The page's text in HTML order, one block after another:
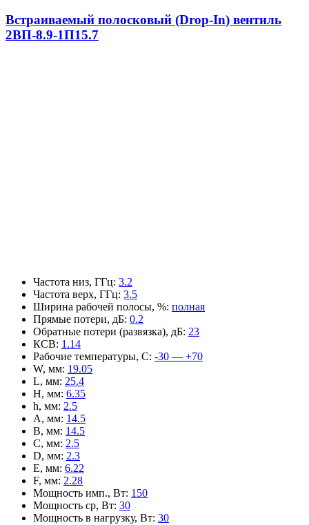
Встраиваемый полосковый (Drop-In) вентиль
2ВП-8.9-1П15.7
Частота низ, ГГц: 3.2
Частота верх, ГГц: 3.5
Ширина рабочей полосы, %: полная
Прямые потери, дБ: 0.2
Обратные потери (развязка), дБ: 23
КСВ: 1.14
Рабочие температуры, С: -30 — +70
W, мм: 19.05
L, мм: 25.4
H, мм: 6.35
h, мм: 2.5
A, мм: 14.5
B, мм: 14.5
C, мм: 2.5
D, мм: 2.3
E, мм: 6.22
F, мм: 2.28
Мощность имп., Вт: 150
Мощность ср, Вт: 30
Мощность в нагрузку, Вт: 30